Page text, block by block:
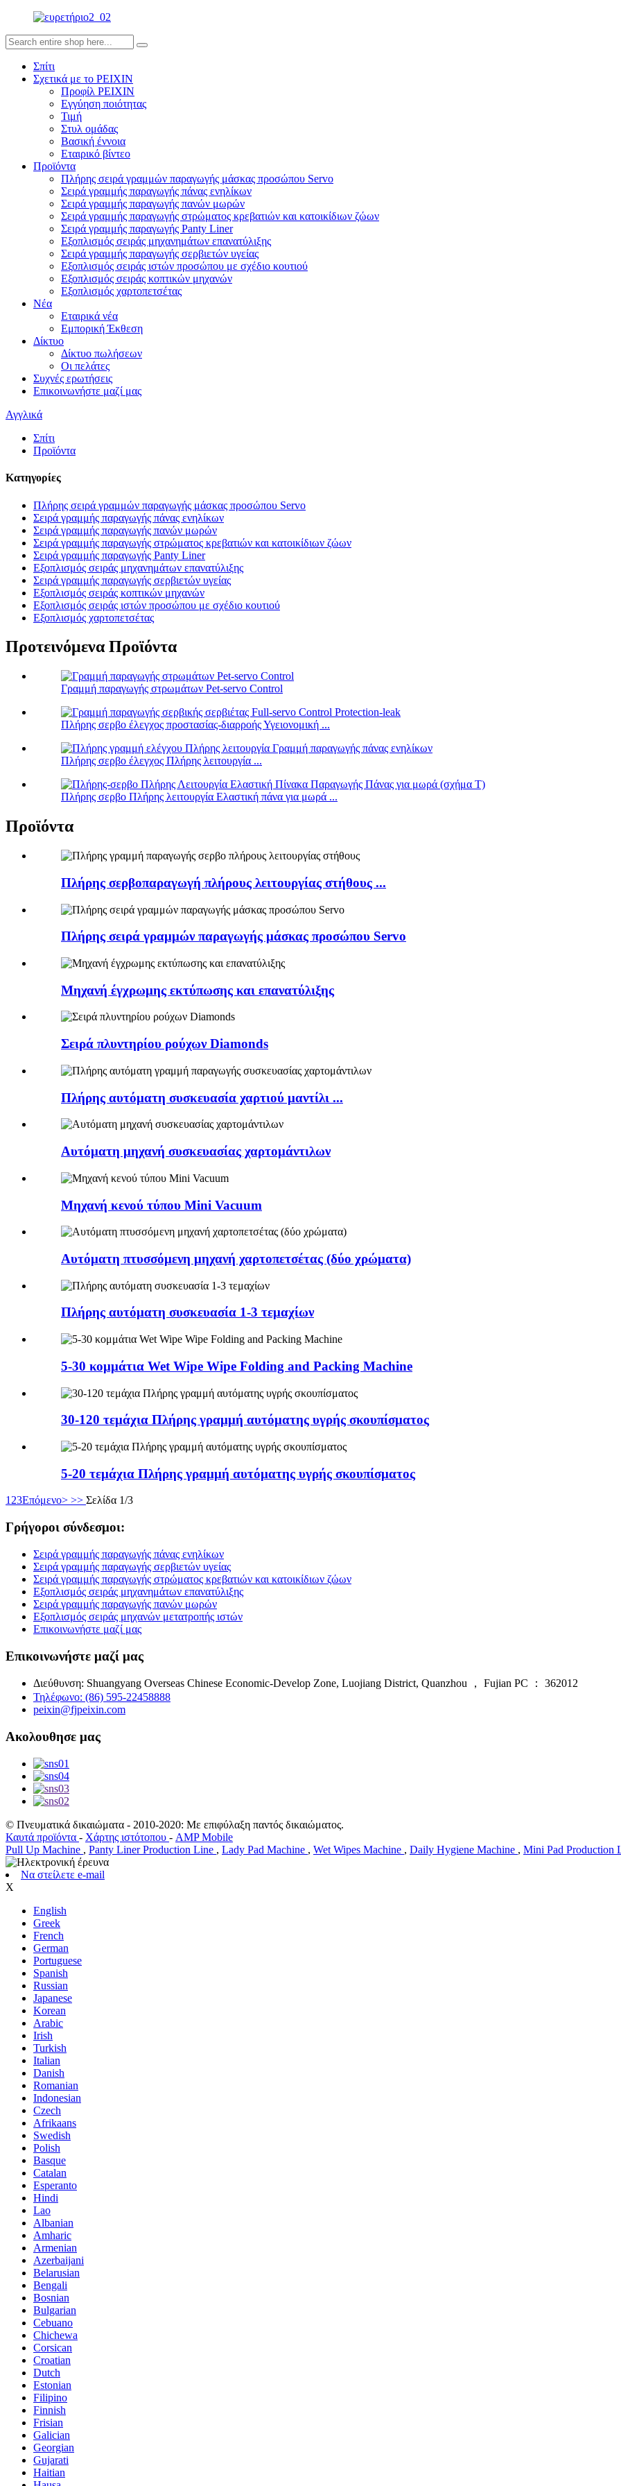
Σπίτι
Σχετικά με το PEIXIN
Προφίλ PEIXIN
Εγγύηση ποιότητας
Τιμή
Στυλ ομάδας
Βασική έννοια
Εταιρικό βίντεο
Προϊόντα
Πλήρης σειρά γραμμών παραγωγής μάσκας προσώπου Servo
Σειρά γραμμής παραγωγής πάνας ενηλίκων
Σειρά γραμμής παραγωγής πανών μωρών
Σειρά γραμμής παραγωγής στρώματος κρεβατιών και κατοικίδιων ζώων
Σειρά γραμμής παραγωγής Panty Liner
Εξοπλισμός σειράς μηχανημάτων επανατύλιξης
Σειρά γραμμής παραγωγής σερβιετών υγείας
Εξοπλισμός σειράς ιστών προσώπου με σχέδιο κουτιού
Εξοπλισμός σειράς κοπτικών μηχανών
Εξοπλισμός χαρτοπετσέτας
Νέα
Εταιρικά νέα
Εμπορική Έκθεση
Δίκτυο
Δίκτυο πωλήσεων
Οι πελάτες
Συχνές ερωτήσεις
Επικοινωνήστε μαζί μας
Αγγλικά
Σπίτι
Προϊόντα
Κατηγορίες
Πλήρης σειρά γραμμών παραγωγής μάσκας προσώπου Servo
Σειρά γραμμής παραγωγής πάνας ενηλίκων
Σειρά γραμμής παραγωγής πανών μωρών
Σειρά γραμμής παραγωγής στρώματος κρεβατιών και κατοικίδιων ζώων
Σειρά γραμμής παραγωγής Panty Liner
Εξοπλισμός σειράς μηχανημάτων επανατύλιξης
Σειρά γραμμής παραγωγής σερβιετών υγείας
Εξοπλισμός σειράς κοπτικών μηχανών
Εξοπλισμός σειράς ιστών προσώπου με σχέδιο κουτιού
Εξοπλισμός χαρτοπετσέτας
Προτεινόμενα Προϊόντα
Γραμμή παραγωγής στρωμάτων Pet-servo Control
Πλήρης σερβο έλεγχος προστασίας-διαρροής Υγειονομική ...
Πλήρης σερβο έλεγχος Πλήρης λειτουργία ...
Πλήρης σερβο Πλήρης λειτουργία Ελαστική πάνα για μωρά ...
Προϊόντα
Πλήρης σερβοπαραγωγή πλήρους λειτουργίας στήθους ...
Πλήρης σειρά γραμμών παραγωγής μάσκας προσώπου Servo
Μηχανή έγχρωμης εκτύπωσης και επανατύλιξης
Σειρά πλυντηρίου ρούχων Diamonds
Πλήρης αυτόματη συσκευασία χαρτιού μαντίλι ...
Αυτόματη μηχανή συσκευασίας χαρτομάντιλων
Μηχανή κενού τύπου Mini Vacuum
Αυτόματη πτυσσόμενη μηχανή χαρτοπετσέτας (δύο χρώματα)
Πλήρης αυτόματη συσκευασία 1-3 τεμαχίων
5-30 κομμάτια Wet Wipe Wipe Folding and Packing Machine
30-120 τεμάχια Πλήρης γραμμή αυτόματης υγρής σκουπίσματος
5-20 τεμάχια Πλήρης γραμμή αυτόματης υγρής σκουπίσματος
123Επόμενο> >> Σελίδα 1/3
Γρήγοροι σύνδεσμοι:
Σειρά γραμμής παραγωγής πάνας ενηλίκων
Σειρά γραμμής παραγωγής σερβιετών υγείας
Σειρά γραμμής παραγωγής στρώματος κρεβατιών και κατοικίδιων ζώων
Εξοπλισμός σειράς μηχανημάτων επανατύλιξης
Σειρά γραμμής παραγωγής πανών μωρών
Εξοπλισμός σειράς μηχανών μετατροπής ιστών
Επικοινωνήστε μαζί μας
Επικοινωνήστε μαζί μας
Διεύθυνση: Shuangyang Overseas Chinese Economic-Develop Zone, Luojiang District, Quanzhou ， Fujian PC ： 362012
Τηλέφωνο: (86) 595-22458888
peixin@fjpeixin.com
Ακολουθησε μας
© Πνευματικά δικαιώματα - 2010-2020: Με επιφύλαξη παντός δικαιώματος.
Καυτά προϊόντα - Χάρτης ιστότοπου - AMP Mobile
Pull Up Machine , Panty Liner Production Line , Lady Pad Machine , Wet Wipes Machine , Daily Hygiene Machine , Mini Pad Production
Να στείλετε e-mail
Χ
English
Greek
French
German
Portuguese
Spanish
Russian
Japanese
Korean
Arabic
Irish
Turkish
Italian
Danish
Romanian
Indonesian
Czech
Afrikaans
Swedish
Polish
Basque
Catalan
Esperanto
Hindi
Lao
Albanian
Amharic
Armenian
Azerbaijani
Belarusian
Bengali
Bosnian
Bulgarian
Cebuano
Chichewa
Corsican
Croatian
Dutch
Estonian
Filipino
Finnish
Frisian
Galician
Georgian
Gujarati
Haitian